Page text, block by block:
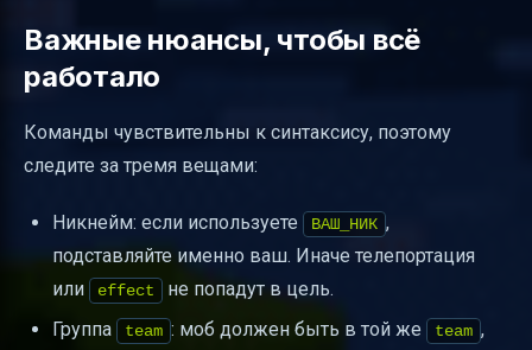
Важные нюансы, чтобы всё
работало
Команды чувствительны к синтаксису, поэтому
следите за тремя вещами:
Никнейм: если используете ВАШ_НИК ,
подставляйте именно ваш. Иначе телепортация
или
effect
не попадут в цель.
Группа
team : моб должен быть в той же team ,